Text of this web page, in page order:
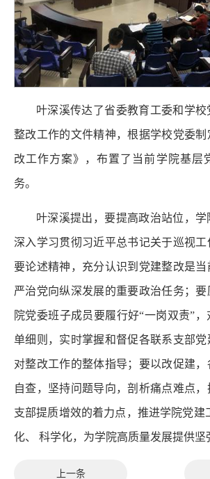
叶深溪传达了省委教育工委和学
整改工作的文件精神，根据学校党委
改工作方案》，布置了当前学院基层
务。
叶深溪提出，要提高政治站位，
深入学习贯彻习近平总书记关于巡视
要论述精神，充分认识到党建整改是当
严治党向纵深发展的重要政治任务；
院党委班子成员要履行好“一岗双责”
单细则，实时掌握和督促各联系支部
对整改工作的整体指导；要以改促建
自查，坚持问题导向，剖析痛点难点
支部提质增效的着力点，推进学院党建
化、 科学化，为学院高质量发展提供坚
上一条